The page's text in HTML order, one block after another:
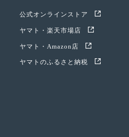
公式オンラインストア
ヤマト・楽天市場店
ヤマト・Amazon店
ヤマトのふるさと納税